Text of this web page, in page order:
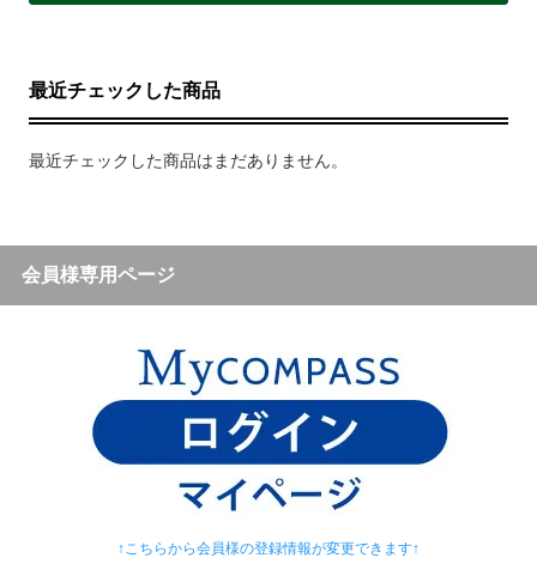
最近チェックした商品
最近チェックした商品はまだありません。
会員様専用ページ
↑こちらから会員様の登録情報が変更できます↑